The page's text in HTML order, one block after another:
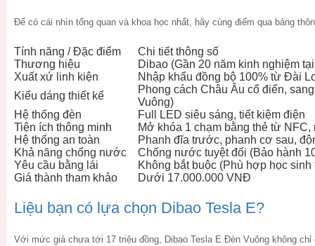
Để có cái nhìn tổng quan và khoa học nhất, hãy cùng điểm qua bảng
Tính năng / Đặc điểm
Chi tiết thông số
Thương hiệu
Dibao (Gần 20 năm kinh nghiệm
Xuất xứ linh kiện
Nhập khẩu đồng bộ 100% từ Đài
Kiểu dáng thiết kế
Phong cách Châu Âu cổ điển,
Vuông)
Hệ thống đèn
Full LED siêu sáng, tiết kiệm điện
Tiện ích thông minh
Mở khóa 1 chạm bằng thẻ từ NFC,
Hệ thống an toàn
Phanh đĩa trước, phanh cơ sau,
Khả năng chống nước
Chống nước tuyệt đối (Bảo hành
Yêu cầu bằng lái
Không bắt buộc (Phù hợp học
Giá thành tham khảo
Dưới 17.000.000 VNĐ
Liệu bạn có lựa chọn Dibao Tesla E?
Với mức giá chưa tới 17 triệu đồng, Dibao Tesla E Đèn Vuông không